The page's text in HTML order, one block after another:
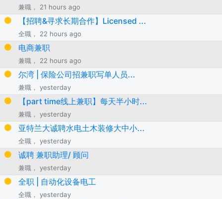
兼職， 21 hours ago
【招聘&寻求长期合作】Licensed ...
全職， 22 hours ago
电商兼职
兼職， 22 hours ago
尔湾 | 保险公司招兼职写单人员...
兼職， yesterday
【part time线上兼职】每天半小时...
兼職， yesterday
亚特兰大诚聘水电土木装修大中小...
全職， yesterday
诚聘 兼职助理/ 顾问
兼職， yesterday
全职 | 自动化设备电工
全職， yesterday